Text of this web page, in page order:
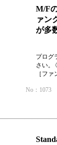
M/F
ァン
が多
プログ
さい。
［フ
No：1073